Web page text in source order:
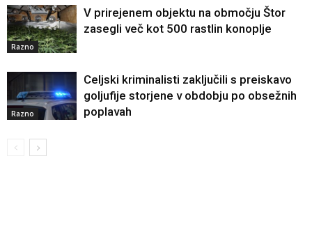
Razno
V prirejenem objektu na območju Štor
zasegli več kot 500 rastlin konoplje
Razno
Celjski kriminalisti zaključili s preiskavo
goljufije storjene v obdobju po obsežnih
poplavah